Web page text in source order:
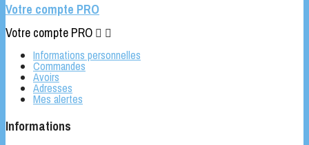
Votre compte PRO
Votre compte PRO  
Informations personnelles
Commandes
Avoirs
Adresses
Mes alertes
Informations